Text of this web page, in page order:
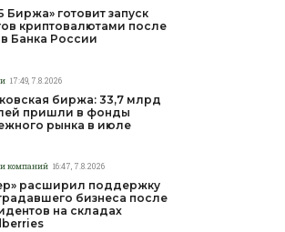
Биржа» готовит запуск
криптовалютами после
Банка России
17:49, 7.8.2026
биржа: 33,7 млрд
пришли в фонды
рынка в июле
компаний 16:47, 7.8.2026
расширил поддержку
бизнеса после
на складах